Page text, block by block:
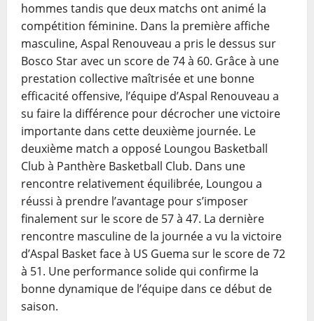
hommes tandis que deux matchs ont animé la
compétition féminine. Dans la première affiche
masculine, Aspal Renouveau a pris le dessus sur
Bosco Star avec un score de 74 à 60. Grâce à une
prestation collective maîtrisée et une bonne
efficacité offensive, l’équipe d’Aspal Renouveau a
su faire la différence pour décrocher une victoire
importante dans cette deuxième journée. Le
deuxième match a opposé Loungou Basketball
Club à Panthère Basketball Club. Dans une
rencontre relativement équilibrée, Loungou a
réussi à prendre l’avantage pour s’imposer
finalement sur le score de 57 à 47. La dernière
rencontre masculine de la journée a vu la victoire
d’Aspal Basket face à US Guema sur le score de 72
à 51. Une performance solide qui confirme la
bonne dynamique de l’équipe dans ce début de
saison.